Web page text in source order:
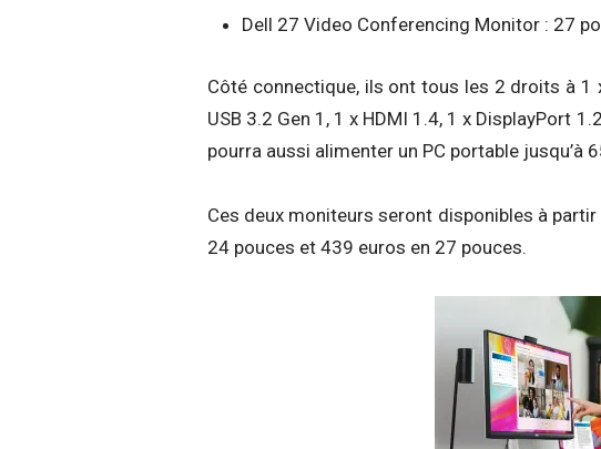
Dell 27 Video Conferencing Monitor : 27
Côté connectique, ils ont tous les 2 droits à 1
USB 3.2 Gen 1, 1 x HDMI 1.4, 1 x DisplayPort
pourra aussi alimenter un PC portable jusqu’à
Ces deux moniteurs seront disponibles à
24 pouces et 439 euros en 27 pouces.